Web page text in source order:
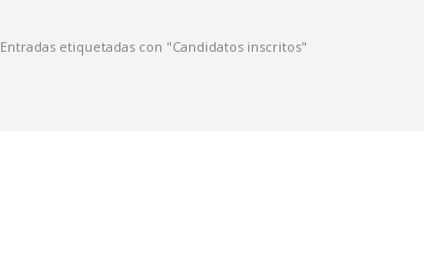
Entradas etiquetadas con "Candidatos inscritos"